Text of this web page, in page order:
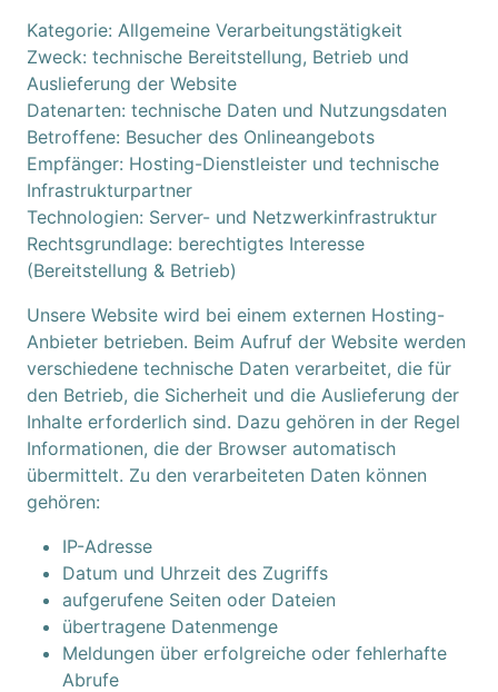
Kategorie: Allgemeine Verarbeitungstätigkeit
Zweck: technische Bereitstellung, Betrieb und
Auslieferung der Website
Datenarten: technische Daten und Nutzungsdaten
Betroffene: Besucher des Onlineangebots
Empfänger: Hosting-Dienstleister und technische
Infrastrukturpartner
Technologien: Server- und Netzwerkinfrastruktur
Rechtsgrundlage: berechtigtes Interesse
(Bereitstellung & Betrieb)
Unsere Website wird bei einem externen Hosting-
Anbieter betrieben. Beim Aufruf der Website werden
verschiedene technische Daten verarbeitet, die für
den Betrieb, die Sicherheit und die Auslieferung der
Inhalte erforderlich sind. Dazu gehören in der Regel
Informationen, die der Browser automatisch
übermittelt. Zu den verarbeiteten Daten können
gehören:
IP-Adresse
Datum und Uhrzeit des Zugriffs
aufgerufene Seiten oder Dateien
übertragene Datenmenge
Meldungen über erfolgreiche oder fehlerhafte
Abrufe